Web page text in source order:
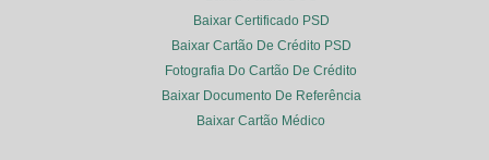
Baixar Certificado PSD
Baixar Cartão De Crédito PSD
Fotografia Do Cartão De Crédito
Baixar Documento De Referência
Baixar Cartão Médico